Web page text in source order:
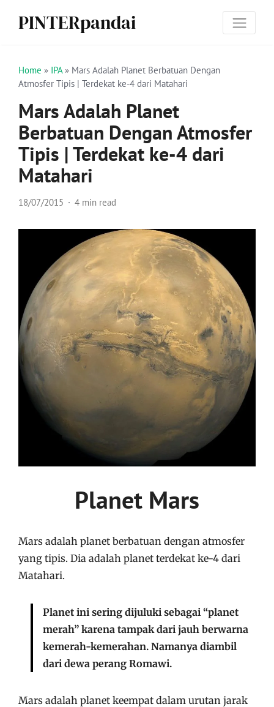
PINTERpandai
Home » IPA» Mars Adalah Planet Berbatuan Dengan
Atmosfer Tipis | Terdekat ke-4 dari Matahari
Mars Adalah Planet
Berbatuan Dengan Atmosfer
Tipis | Terdekat ke-4 dari
Matahari
18/07/2015 4 min read
Planet Mars
Mars adalah planet berbatuan dengan atmosfer
yang tipis. Dia adalah planet terdekat ke-4 dari
Matahari.
Planet ini sering dijuluki sebagai “planet
merah” karena tampak dari jauh berwarna
kemerah-kemerahan. Namanya diambil
dari dewa perang Romawi.
Mars adalah planet keempat dalam urutan jarak